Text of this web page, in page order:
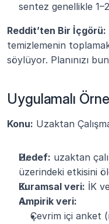
sentez genellikle
Reddit’ten Bir İçgörü:
temizlemenin
söylüyor. Planınızı
Uygulamalı
Konu: Uzaktan
Hedef: uzaktan
üzerindeki etkisini
Kuramsal veri: İK
Ampirik veri:
Çevrim içi anket